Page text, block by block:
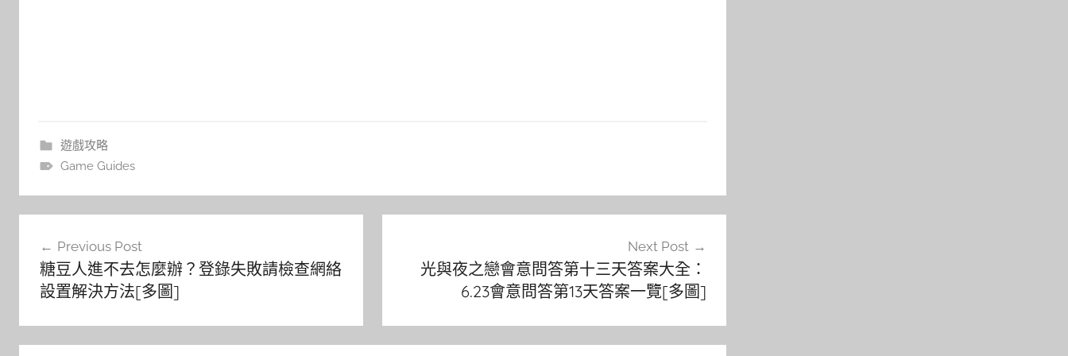
遊戲攻略
Game Guides
Previous Post
糖豆人進不去怎麼辦？登錄失敗請檢查網絡
設置解決方法[多圖]
Next Post
光與夜之戀會意問答第十三天答案大全：
6.23會意問答第13天答案一覽[多圖]